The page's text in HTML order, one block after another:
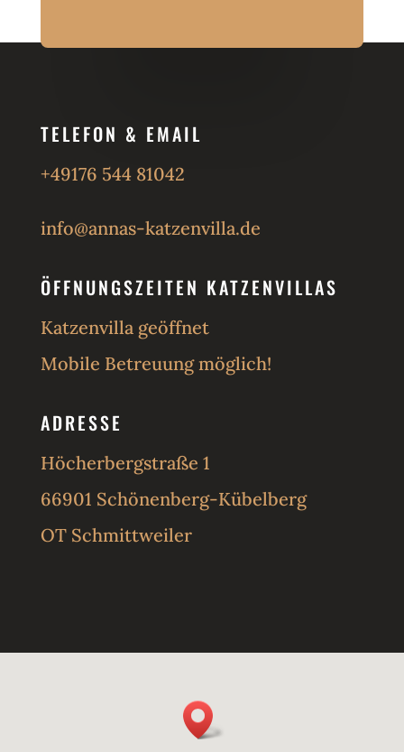
TELEFON & EMAIL
+49176 544 81042
info@annas-katzenvilla.de
ÖFFNUNGSZEITEN KATZENVILLAS
Katzenvilla geöffnet
Mobile Betreuung möglich!
ADRESSE
Höcherbergstraße 1
66901 Schönenberg-Kübelberg
OT Schmittweiler